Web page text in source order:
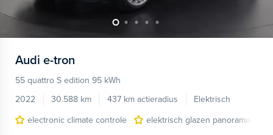
Audi e-tron
55 quattro S edition 95 kWh
2022
30.588 km 437 km actieradius
Elektrisch
electronic climate controle
elektrisch glazen panorama-dak